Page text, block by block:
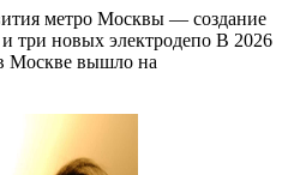
метро Москвы — создание
три новых электродепо В 2026
Москве вышло на